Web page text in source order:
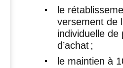
le
versement de
individuelle de
d’achat;
le maintien à